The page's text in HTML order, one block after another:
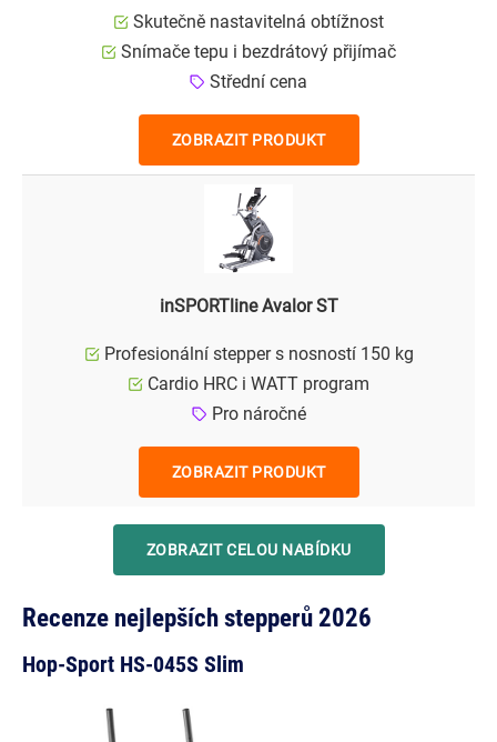
Skutečně nastavitelná obtížnost
Snímače tepu i bezdrátový přijímač
Střední cena
ZOBRAZIT PRODUKT
inSPORTline Avalor ST
Profesionální stepper s nosností 150 kg
Cardio HRC i WATT program
Pro náročné
ZOBRAZIT PRODUKT
ZOBRAZIT CELOU NABÍDKU
Recenze nejlepších stepperů 2026
Hop-Sport HS-045S Slim